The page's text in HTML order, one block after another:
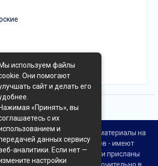
© Все права защищены. Все материалы на
взяты из открытых источников - имеют
на материал в интернете или присланы
Мы используем файлы
Они помогают
сайт и делать его
Нажимая «Принять», вы
с их
и
данных сервису
аналитики. Если нет —
настройки